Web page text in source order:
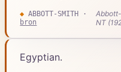
◆ ABBOTT-SMITH ·
bron
NT
Egyptian.